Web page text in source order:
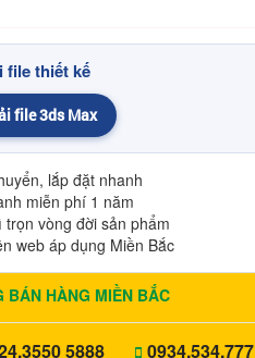
file thiết kế
file 3ds Max
lắp đặt nhanh
miễn phí 1 năm
trọn vòng đời sản phẩm
web áp dụng Miền Bắc
BÁN HÀNG MIỀN BẮC
5888
0934.534.777